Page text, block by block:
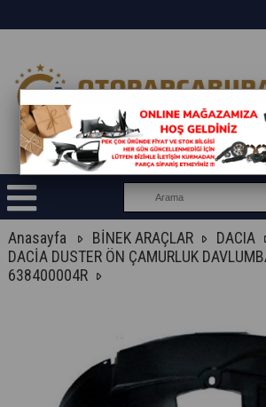
Anasayfa BİNEK ARAÇLAR DACIA
DACİA DUSTER ÖN ÇAMURLUK
638400004R